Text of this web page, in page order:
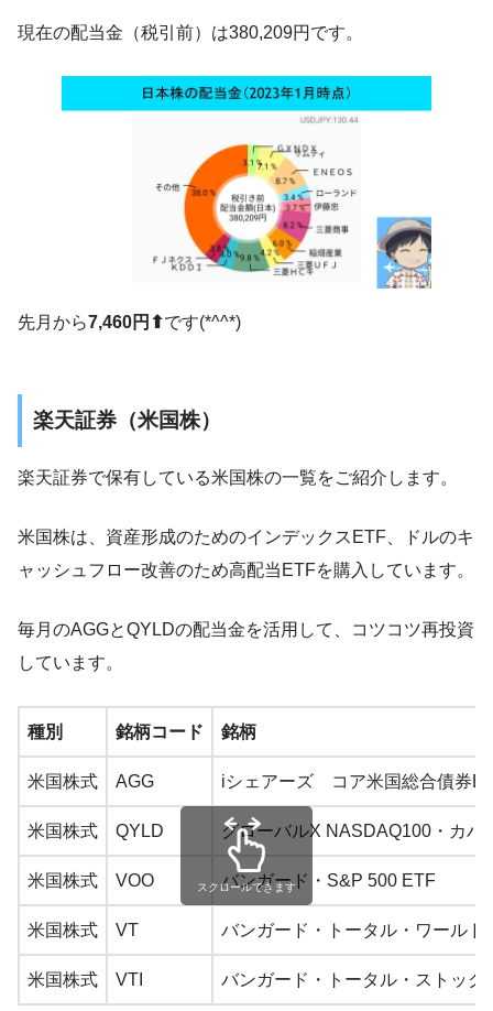
現在の配当金（税引前）は380,209円です。
先月から7,460円⬆です(*^^*)
楽天証券（米国株）
楽天証券で保有している米国株の一覧をご紹介します。
米国株は、資産形成のためのインデックスETF、ドルのキ
ャッシュフロー改善のため高配当ETFを購入しています。
毎月のAGGとQYLDの配当金を活用して、コツコツ再投資
しています。
種別 銘柄コード 銘柄
米国株式 AGG iシェアーズ コア米国総合債券
米国株式 QYLD グローバルX NASDAQ100・カバ
米国株式 VOO バンガード・S&P 500 ETF
米国株式 VT バンガード・トータル・ワールド
米国株式 VTI バンガード・トータル・ストック
スクロールできます